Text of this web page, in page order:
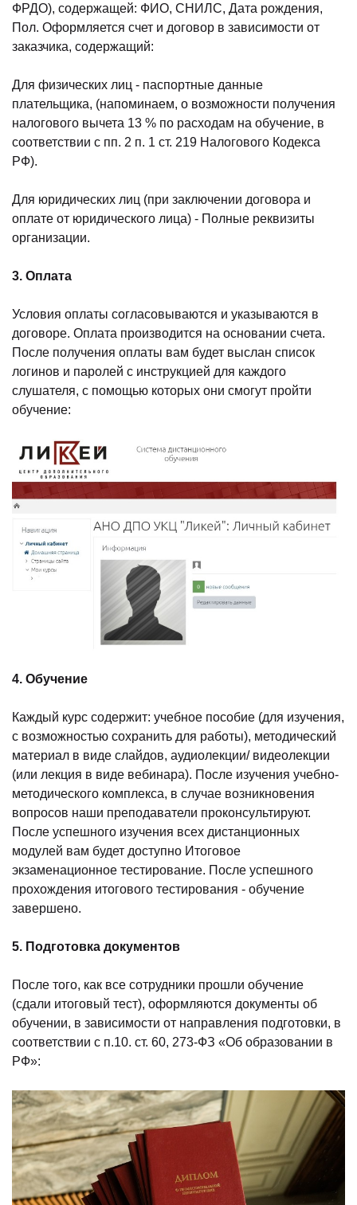
ФРДО), содержащей: ФИО, СНИЛС, Дата рождения,
Пол. Оформляется счет и договор в зависимости от
заказчика, содержащий:
Для физических лиц - паспортные данные
плательщика, (напоминаем, о возможности получения
налогового вычета 13 % по расходам на обучение, в
соответствии с пп. 2 п. 1 ст. 219 Налогового Кодекса
РФ).
Для юридических лиц (при заключении договора и
оплате от юридического лица) - Полные реквизиты
организации.
3. Оплата
Условия оплаты согласовываются и указываются в
договоре. Оплата производится на основании счета.
После получения оплаты вам будет выслан список
логинов и паролей с инструкцией для каждого
слушателя, с помощью которых они смогут пройти
обучение:
4. Обучение
Каждый курс содержит: учебное пособие (для изучения,
с возможностью сохранить для работы), методический
материал в виде слайдов, аудиолекции/ видеолекции
(или лекция в виде вебинара). После изучения учебно-
методического комплекса, в случае возникновения
вопросов наши преподаватели проконсультируют.
После успешного изучения всех дистанционных
модулей вам будет доступно Итоговое
экзаменационное тестирование. После успешного
прохождения итогового тестирования - обучение
завершено.
5. Подготовка документов
После того, как все сотрудники прошли обучение
(сдали итоговый тест), оформляются документы об
обучении, в зависимости от направления подготовки, в
соответствии с п.10. ст. 60, 273-ФЗ «Об образовании в
РФ»: